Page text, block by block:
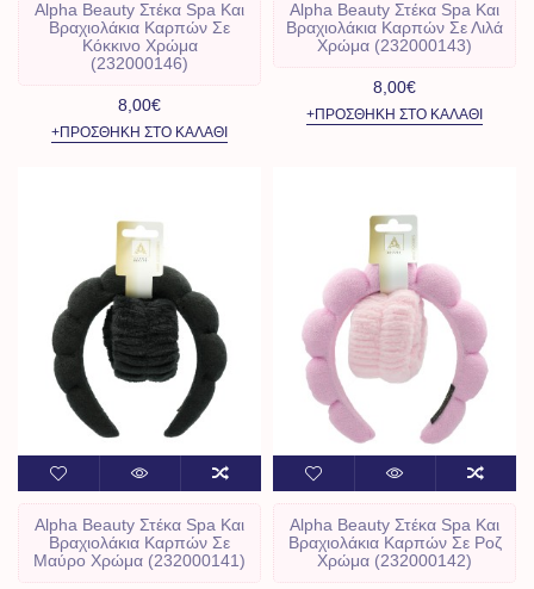
Alpha Beauty Στέκα Spa Και
Βραχιολάκια Καρπών Σε
Κόκκινο Χρώμα
(232000146)
8,00€
+ΠΡΟΣΘΉΚΗ ΣΤΟ ΚΑΛΆΘΙ
Alpha Beauty Στέκα Spa Και
Βραχιολάκια Καρπών Σε Λιλά
Χρώμα (232000143)
8,00€
+ΠΡΟΣΘΉΚΗ ΣΤΟ ΚΑΛΆΘΙ
Alpha Beauty Στέκα Spa Και
Βραχιολάκια Καρπών Σε
Μαύρο Χρώμα (232000141)
Alpha Beauty Στέκα Spa Και
Βραχιολάκια Καρπών Σε Ροζ
Χρώμα (232000142)